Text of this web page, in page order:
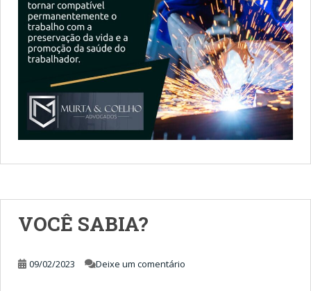
VOCÊ SABIA?
09/02/2023 Deixe um comentário